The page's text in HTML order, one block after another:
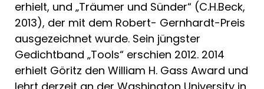
erhielt, und „Träumer und Sünder“ (C.H.Beck,
2013), der mit dem Robert- Gernhardt-Preis
ausgezeichnet wurde. Sein jüngster
Gedichtband „Tools“ erschien 2012. 2014
erhielt Göritz den William H. Gass Award und